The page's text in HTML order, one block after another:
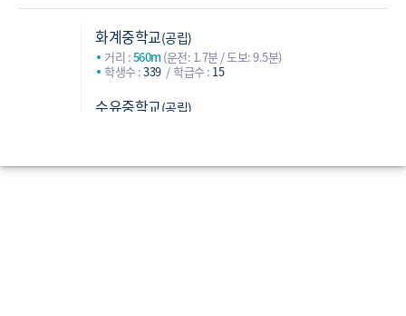
화계중학교(공립)
거리 :560m(운전: 1.7분 / 도보: 9.5분)
학생수 :339 학급수 : 15
수유중학교(공립)
인수중학교